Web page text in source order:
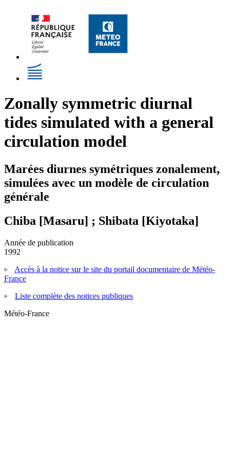
Zonally symmetric diurnal
tides simulated with a general
circulation model
Marées diurnes symétriques zonalement,
simulées avec un modèle de circulation
générale
Chiba [Masaru] ; Shibata [Kiyotaka]
Année de publication
1992
Accès à la notice sur le site du portail documentaire de Météo-
France
Liste complète des notices publiques
Météo-France